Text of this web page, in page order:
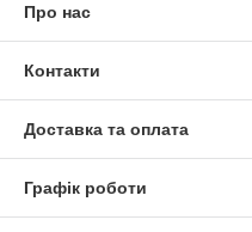
Про нас
Контакти
Доставка та оплата
Графік роботи